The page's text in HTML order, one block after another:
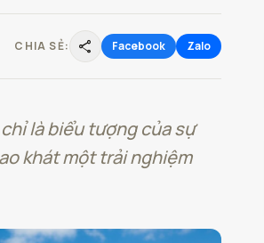
CHIA SẺ: share Facebook Zalo
là biểu tượng của sự
khát một trải nghiệm